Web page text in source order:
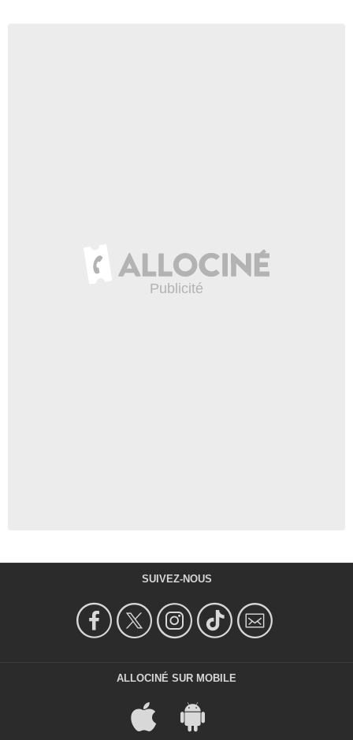
SUIVEZ-NOUS
ALLOCINÉ SUR MOBILE